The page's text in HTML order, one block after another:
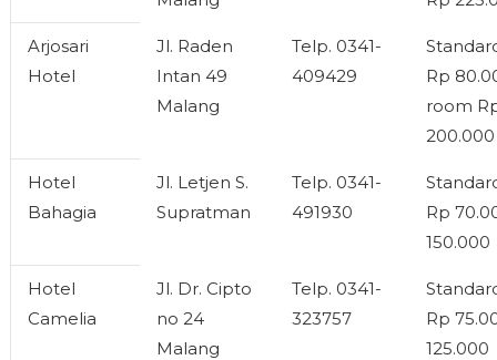
Arjosari
Hotel
Jl. Raden
Intan 49
Malang
Telp. 0341-
409429
Rp
room
200.000
Hotel
Bahagia
Jl. Letjen S.
Supratman
Telp. 0341-
491930
Rp
150.000
Hotel
Camelia
Jl. Dr. Cipto
no 24
Malang
Telp. 0341-
323757
Rp
125.000